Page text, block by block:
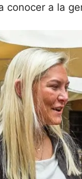
conocer a la